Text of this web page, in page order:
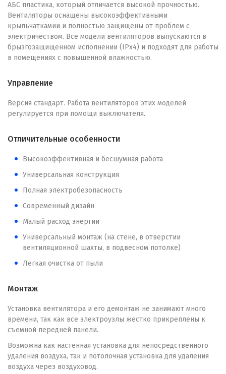
АБС пластика, который отличается высокой прочностью.
Вентиляторы оснащены высокоэффективными
крыльчаткамии и полностью защищены от проблем с
электричеством. Все модели вентиляторов выпускаются в
брызгозащищенном исполнении (IPx4) и подходят для работы
в помещениях с повышенной влажностью.
Управление
Версия стандарт. Работа вентиляторов этих моделей
регулируется при помощи выключателя.
Отличительные особенности
Высокоэффективная и бесшумная работа
Универсальная конструкция
Полная электробезопасность
Современный дизайн
Малый расход энергии
Универсальный монтаж (на стене, в отверстии
вентиляционной шахты, в подвесном потолке)
Легкая очистка от пыли
Монтаж
Установка вентилятора и его демонтаж не занимают много
времени, так как все электроузлы жестко прикреплены к
съемной передней панели.
Возможна как настенная установка для непосредственного
удаления воздуха, так и потолочная установка для удаления
воздуха через воздуховод.